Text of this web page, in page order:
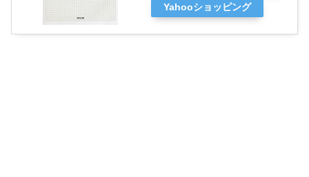
Yahooショッピング